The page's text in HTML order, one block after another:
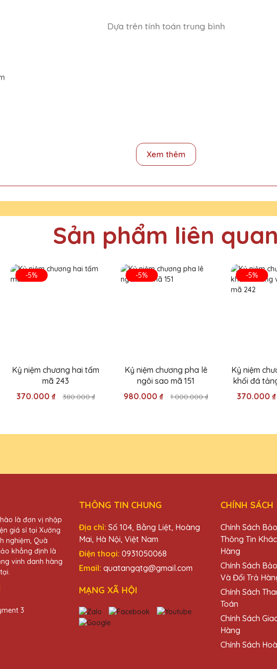
Dựa trên tính toán trung bình
đặt hàng tại Quà Tặng Pha Lê QTG và rất ấn tượng với chất lượng và thiết kế
Quà Tặng Pha Lê QTG rất đẹp và tinh xảo. Dịch vụ khách hàng chu đáo, giao
pha lê từ Quà Tặng Pha Lê QTG luôn làm tôi hài lòng. Sản phẩm chất lượng
chương của Quà Tặng Pha Lê QTG rất tinh tế và độc đáo. Rất hài lòng với sản
Quà Tặng Pha Lê QTG không chỉ đẹp mà còn mang lại giá trị tinh thần lớn cho
Xem thêm
Sản phẩm liên quan
-5%
Kỷ niệm chương hai tấm
mã 243
370.000 ₫
380.000 ₫
-5%
Kỷ niệm chương pha lê
ngôi sao mã 151
980.000 ₫
1.000.000 ₫
-5%
Kỷ niệm
khối đá
mã
370.000 ₫
là đơn vị nhập
giá sỉ tại Xưởng
nghiệm, Quà
khẳng định là
vinh danh hàng
THÔNG TIN CHUNG
Địa chỉ: Số 104, Bằng Liệt, Hoàng
Mai, Hà Nội, Việt Nam
Điện thoại: 0931050068
Email: quatangqtg@gmail.com
MẠNG XÃ HỘI
CHÍNH SÁCH
Chính Sách
Thông Tin
Hàng
Chính Sách
Và Đổi Trả
Chính Sách
Toán
Chính Sách
Hàng
Chính Sách